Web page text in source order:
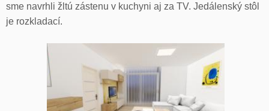
sme navrhli žltú zástenu v kuchyni aj za TV. Jedálenský stôl
je rozkladací.